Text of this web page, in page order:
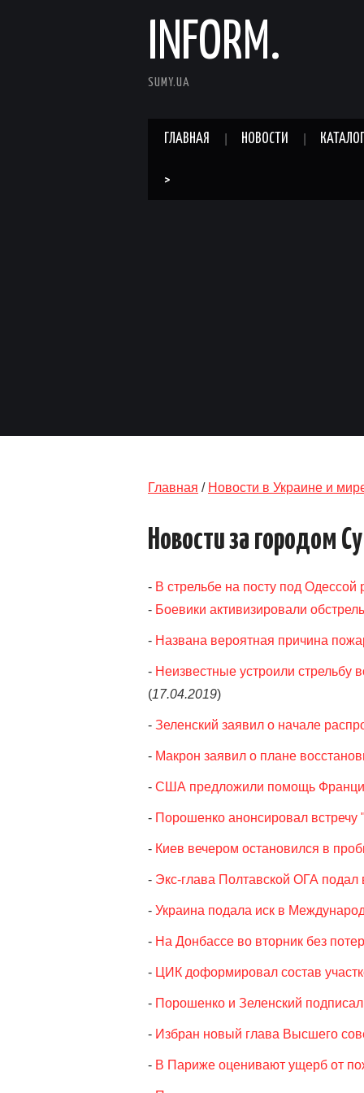
INFORM.
SUMY.UA
ГЛАВНАЯ НОВОСТИ КАТАЛОГ
>
Главная / Новости в Украине и
Новости за городом
- В стрельбе на посту под Одессой
- Боевики активизировали
- Названа вероятная причина
- Неизвестные устроили стрельбу
(17.04.2019)
- Зеленский заявил о начале
- Макрон заявил о плане
- США предложили помощь
- Порошенко анонсировал
- Киев вечером остановился в
- Экс-глава Полтавской ОГА
- Украина подала иск в
- На Донбассе во вторник без
- ЦИК доформировал состав
- Порошенко и Зеленский
- Избран новый глава Высшего
- В Париже оценивают ущерб от